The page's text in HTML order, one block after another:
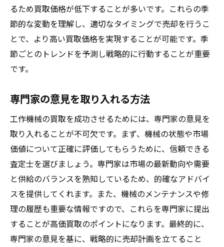
るため買取価格が低下することが多いです。これらの季
節的な変動を理解し、適切なタイミングで売却を行うこ
とで、より高い買取価格を実現することが可能です。季
節ごとのトレンドを予測し戦略的に行動することが重要
です。
専門家の意見を取り入れる方法
工作機械の買取を成功させるためには、専門家の意見を
取り入れることが不可欠です。まず、機械の状態や市場
価値について正確に評価してもらうために、信頼できる
査定士を選びましょう。専門家は市場の最新動向や需要
と供給のバランスを熟知しているため、的確なアドバイ
スを提供してくれます。また、機械のメンテナンスや修
理の履歴も重要な情報ですので、これらを専門家に提出
することが高価買取のポイントになります。最終的に、
専門家の意見を基に、戦略的に売却計画を立てること